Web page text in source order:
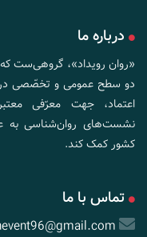
درباره ما
«روان رویداد»، گروهی‌ست
دو سطح عمومی و تخصّصی در
اعتماد، جهت معرّفی
نشست‌های روان‌شناسی به
کشور کمک کند.
تماس با ما